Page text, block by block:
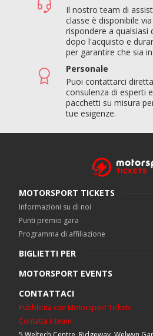
Il nostro team di
classe è disponibile
rispondere a qualsiasi
dopo l'acquisto e
per garantire che sia
Personale
Puoi contattarci
consulenza di esperti
pacchetti su misura
tue esigenze.
MOTORSPORT TICKETS
Informazioni su di noi
Punti premio gara
Programma di affiliazione
BIGLIETTI PER
MOTORSPORT EVENTS
CONTATTACI
Pubblicità con Motorsport Tickets
Contatta il team